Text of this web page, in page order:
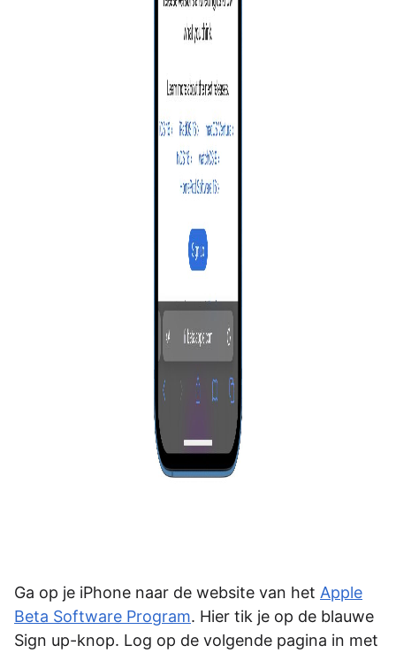
Ga op je iPhone naar de website van het Apple
Beta Software Program. Hier tik je op de blauwe
Sign up-knop. Log op de volgende pagina in met